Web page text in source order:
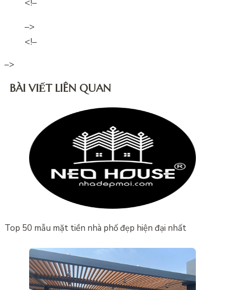
–>
<!–
–>
BÀI VIẾT LIÊN QUAN
Top 50 mẫu mặt tiền nhà phố đẹp hiện đại nhất